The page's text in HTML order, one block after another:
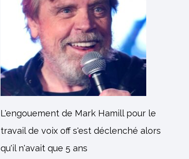
L'engouement de Mark Hamill pour le
travail de voix off s'est déclenché alors
qu'il n'avait que 5 ans